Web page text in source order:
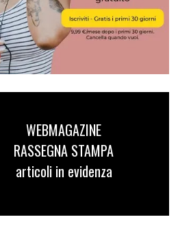
WEBMAGAZINE
RASSEGNA STAMPA
articoli in evidenza